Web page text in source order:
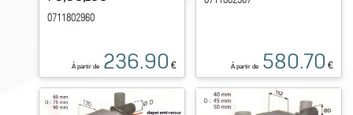
0711802960
À partir de 236.90 € À partir de 580.70 €